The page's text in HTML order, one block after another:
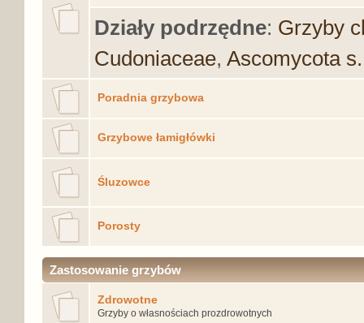
Działy podrzędne: Grzyby
Cudoniaceae, Ascomycota
Poradnia grzybowa
Grzybowe łamigłówki
Śluzowce
Porosty
Zastosowanie grzybów
Zdrowotne
Grzyby o własnościach prozdrowotnych